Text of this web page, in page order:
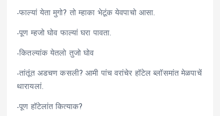
-फाल्यां येता मुगो? तो म्हाका भेटूंक येवपाचो आसा.
-पूण म्हजो घोव फाल्यां घरा पावता.
-कितल्यांक येतलो तुजो घोव
-तांतूंत अडचण कसली? आमी पांच वरांचेर हॉटेल ब्लॉसमांत मेळपाचें
थारायलां.
-पूण हॉटेलांत कित्याक?